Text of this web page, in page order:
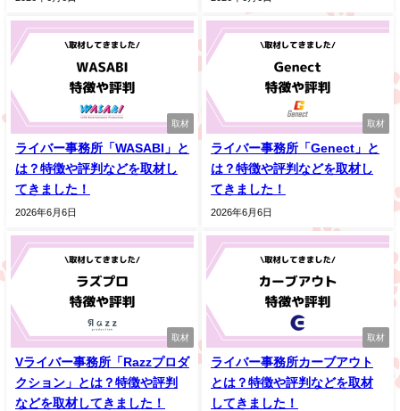
取材
ライバー事務所「WASABI」と
は？特徴や評判などを取材し
てきました！
2026年6月6日
取材
ライバー事務所「Genect」と
は？特徴や評判などを取材し
てきました！
2026年6月6日
取材
Vライバー事務所「Razzプロダ
クション」とは？特徴や評判
などを取材してきました！
取材
ライバー事務所カーブアウト
とは？特徴や評判などを取材
してきました！